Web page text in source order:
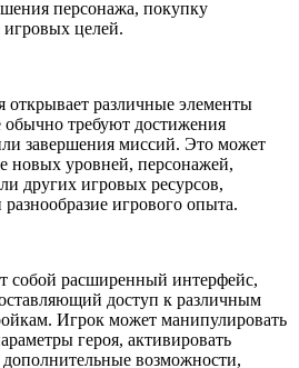
персонажа, покупку
целей.
открывает различные элементы
обычно требуют достижения
завершения миссий. Это может
новых уровней, персонажей,
других игровых ресурсов,
игрового опыта.
собой расширенный интерфейс,
доступ к различным
Игрок может манипулировать
героя, активировать
возможности,